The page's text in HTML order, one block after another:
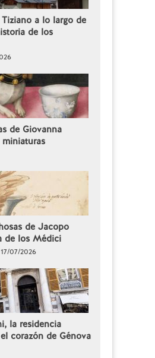
a lo largo de
de los
de Giovanna
de Jacopo
de los Médici
07/2026
la residencia
corazón de Génova